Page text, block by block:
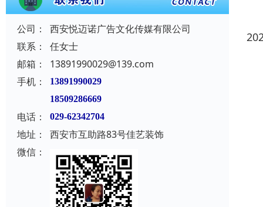
公司：
西安悦迈诺广告文化传媒有限公司
联系：
任女士
邮箱：
13891990029@139.com
手机：
13891990029
18509286669
电话： 029-62342704
地址：
西安市互助路83号佳艺装饰
微信：